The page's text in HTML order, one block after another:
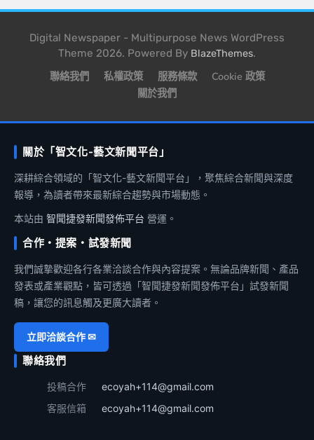
Digital Newspaper - Multipurpose News WordPress
Theme 2026. Powered By BlazeThemes.
聯絡我們 私權政策 服務條款
Cookie 政策
關於我們
關於「智文化-藝文新聞平台」
深耕綜合領域的「智文化-藝文新聞平台」，聚焦綜合新聞與深度
報導，為讀者帶來最新綜合趨勢與市場動態。
本站由 智聞捷發新聞發佈平台 營運。
合作・提案・試發新聞
我們誠摯歡迎各行各業洽談合作與內容提案。無論品牌新聞、產品
發表或產業觀點，皆可透過「智聞捷發新聞發佈平台」試發新聞
稿，讓您的訊息觸及更廣大讀者。
立即洽談合作 ✉
聯絡我們
投稿合作
ecoyah+114@gmail.com
客服信箱
ecoyah+114@gmail.com